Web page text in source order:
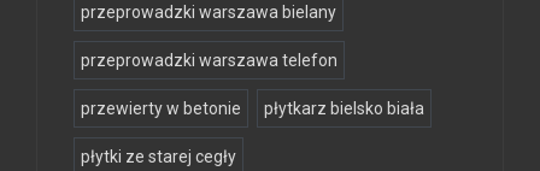
przeprowadzki warszawa bielany
przeprowadzki warszawa telefon
przewierty w betonie płytkarz bielsko biała
płytki ze starej cegły